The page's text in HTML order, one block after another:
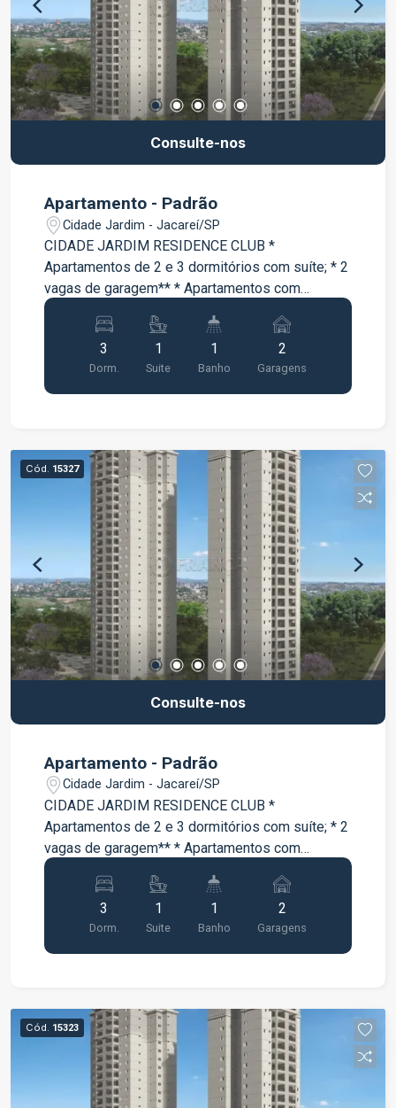
Consulte-nos
Apartamento - Padrão
Cidade Jardim - Jacareí/SP
CIDADE JARDIM RESIDENCE CLUB *
Apartamentos de 2 e 3 dormitórios com suíte; * 2
vagas de garagem** * Apartamentos com
varanda * Lazer completo entregue e equipado e
decorado;
3
Dorm.
1
Suite
1
Banho
2
Garagens
Cód. 15327
Consulte-nos
Apartamento - Padrão
Cidade Jardim - Jacareí/SP
CIDADE JARDIM RESIDENCE CLUB *
Apartamentos de 2 e 3 dormitórios com suíte; * 2
vagas de garagem** * Apartamentos com
varanda * Lazer completo entregue e equipado e
decorado;
3
Dorm.
1
Suite
1
Banho
2
Garagens
Cód. 15323